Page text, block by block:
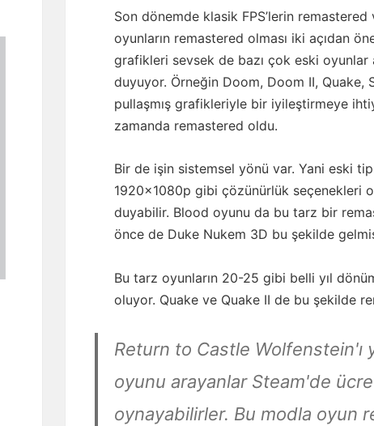
Son dönemde klasik FPS’lerin
oyunların remastered olması iki açıdan
grafikleri sevsek de bazı çok eski
duyuyor. Örneğin Doom, Doom II, Quake,
pullaşmış grafikleriyle bir iyileştirmeye
zamanda remastered oldu.
Bir de işin sistemsel yönü var. Yani eski
1920x1080p gibi çözünürlük seçenekleri
duyabilir. Blood oyunu da bu tarz bir
önce de Duke Nukem 3D bu şekilde
Bu tarz oyunların 20-25 gibi belli yıl
oluyor. Quake ve Quake II de bu şekilde
Return to Castle Wolfenstein'ı
oyunu arayanlar Steam'de
oynayabilirler. Bu modla oyun